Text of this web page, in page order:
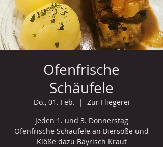
Ofenfrische
Schäufele
Do., 01. Feb.
  |
Zur Fliegerei
Jeden 1. und 3. Donnerstag
Ofenfrische Schäufele an Biersoße und
Klöße dazu Bayrisch Kraut